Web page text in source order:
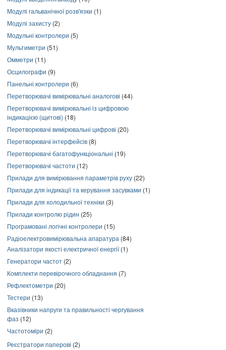
Модулі гальванічної розв'язки (1)
Модулі захисту (2)
Модульні контролери (5)
Мультиметри (51)
Омметри (11)
Осцилографи (9)
Панельні контролери (6)
Перетворювачі вимірювальні аналогові (44)
Перетворювачі вимірювальні із цифровою
індикацією (щитові) (18)
Перетворювачі вимірювальні цифрові (20)
Перетворювачі інтерфейсів (8)
Перетворювачі багатофункціональні (19)
Перетворювачі частоти (12)
Прилади для вимірювання параметрів руху (22)
Прилади для індикації та керування засувками (1)
Прилади для холодильної техніки (3)
Прилади контролю рідин (25)
Програмовані логічні контролери (15)
Радіоелектровимірювальна апаратура (84)
Аналізатори якості електричної енергії(1)
Генератори частот (2)
Комплекти перевірочного обладнання (7)
Рефлектометри (20)
Тестери (13)
Вказівники напруги та правильності чергування
фаз (12)
Частотоміри (2)
Реєстратори паперові (2)